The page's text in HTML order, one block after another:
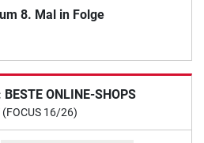
8. Mal in Folge
ONLINE-SHOPS
(FOCUS 16/26)